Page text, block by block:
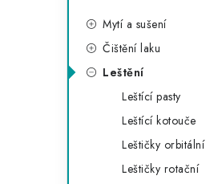
n
i
Mytí a sušení
Čištění laku
Leštění
Leštící pasty
Leštící kotouče
Leštičky orbitální
Leštičky rotační